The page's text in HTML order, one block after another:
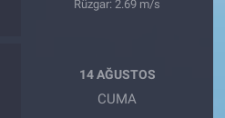
Rüzgar: 2.69 m/s
14 AĞUSTOS
CUMA